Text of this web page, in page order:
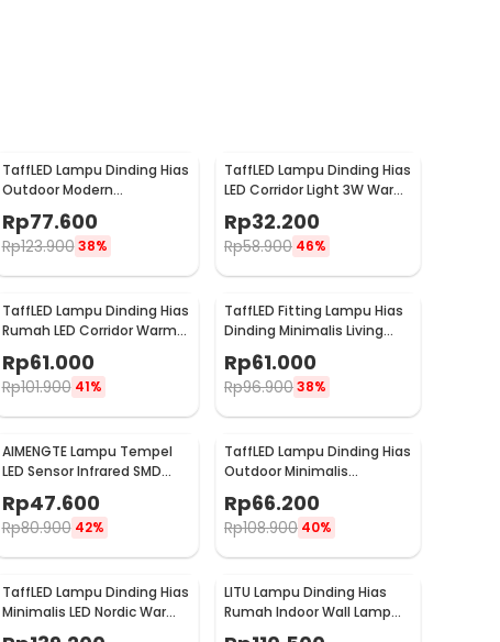
TaffLED Lampu Dinding Hias
Outdoor Modern
Aluminium 6W Warm White
- MSL021
Rp77.600
Rp123.900 38%
TaffLED Lampu Dinding Hias
LED Corridor Light 3W Warm
White 3000K - F0011
Rp32.200
Rp58.900 46%
TaffLED Lampu Dinding Hias
Rumah LED Corridor Warm
White 3000K 6W 29cm -
F0011
Rp61.000
Rp101.900 41%
TaffLED Fitting Lampu Hias
Dinding Minimalis Living
Room Light E27 - F215
Rp61.000
Rp96.90038%
AIMENGTE Lampu Tempel
LED Sensor Infrared SMD
2835 5V 50cm - D2835
Rp47.600
Rp80.900 42%
TaffLED Lampu Dinding Hias
Outdoor Minimalis
Waterproof Warm White
6W - NR-10
Rp66.200
Rp108.900 40%
TaffLED Lampu Dinding Hias
Minimalis LED Nordic Warm
White E27 12W - G9
LITU Lampu Dinding Hias
Rumah Indoor Wall Lamp